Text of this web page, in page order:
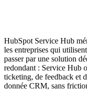
HubSpot Service Hub
les entreprises qui
passer par une solution
redondant : Service Hub
ticketing, de feedback et
donnée CRM, sans